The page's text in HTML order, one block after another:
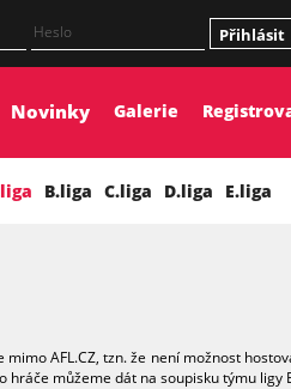
Přihlásit
Novinky Galerie
B.liga C.liga D.liga E.liga
mimo AFL.CZ, tzn. že není možnost
hráče můžeme dát na soupisku týmu